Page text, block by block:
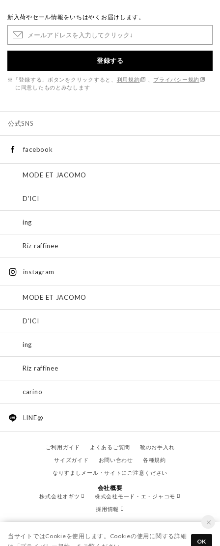
新入荷やセール情報をいちはやくお届けします。
登録する
※「登録する」ボタンをクリックすると、 利用規約
プライバシー規約
に同意したものとみなします
公式SNS
facebook
MODE ET JACOMO
D'ICI
ing
Riz raffinee
instagram
MODE ET JACOMO
D'ICI
ing
Riz raffinee
carino
LINE@
ご利用ガイド よくあるご質問
靴のお手入れ
サイズガイド
お問い合わせ
各種規約
なりすましメール・サイトにご注意ください
会社概要
株式会社オギツ
株式会社モード・エ・ジャコモ
採用情報
当サイトではCookieを使用します。Cookieの使用に関する詳細
OK